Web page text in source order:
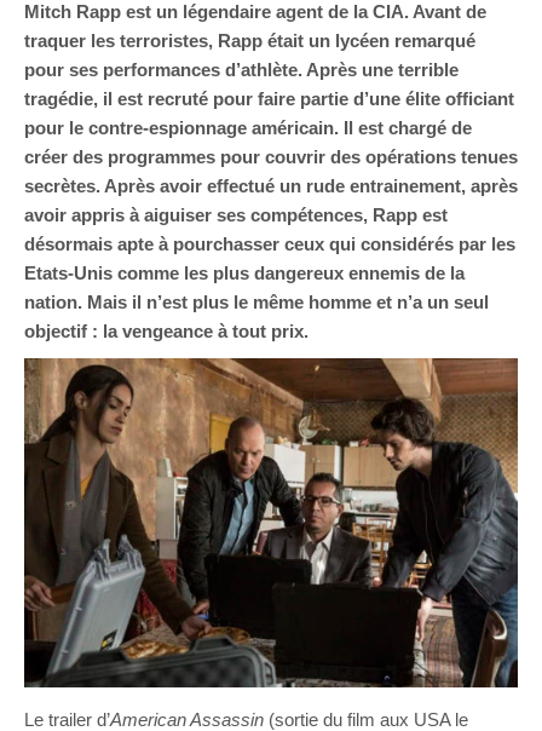
Mitch Rapp est un légendaire agent de la CIA. Avant de
traquer les terroristes, Rapp était un lycéen remarqué
pour ses performances d’athlète. Après une terrible
tragédie, il est recruté pour faire partie d’une élite officiant
pour le contre-espionnage américain. Il est chargé de
créer des programmes pour couvrir des opérations tenues
secrètes. Après avoir effectué un rude entrainement, après
avoir appris à aiguiser ses compétences, Rapp est
désormais apte à pourchasser ceux qui considérés par les
Etats-Unis comme les plus dangereux ennemis de la
nation. Mais il n’est plus le même homme et n’a un seul
objectif : la vengeance à tout prix.
Le trailer d’American Assassin (sortie du film aux USA le